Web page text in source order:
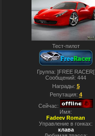
Тест-пилот
Группа: ]FREE RACER[
Сообщений: 444
Награды: 5
Репутация: 4
Сейчас:
Имя:
Fadeev Roman
Управление в гонках:
клава